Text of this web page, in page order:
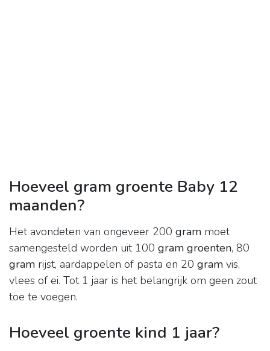
Hoeveel gram groente Baby 12
maanden?
Het avondeten van ongeveer 200 gram moet
samengesteld worden uit 100 gram groenten, 80
gram rijst, aardappelen of pasta en 20 gram vis,
vlees of ei. Tot 1 jaar is het belangrijk om geen zout
toe te voegen.
Hoeveel groente kind 1 jaar?